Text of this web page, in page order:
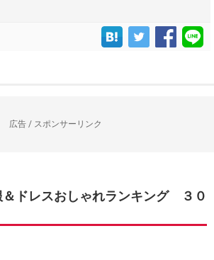
広告 / スポンサーリンク
ドレスおしゃれランキング ３０